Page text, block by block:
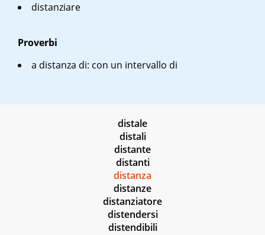
distanziare
Proverbi
a distanza di: con un intervallo di
distale
distali
distante
distanti
distanza
distanze
distanziatore
distendersi
distendibili